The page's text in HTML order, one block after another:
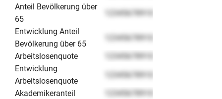
Anteil Bevölkerung über
65
12345678910
Entwicklung Anteil
Bevölkerung über 65
12345678910
Arbeitslosenquote
12345678910
Entwicklung
Arbeitslosenquote
12345678910
Akademikeranteil
12345678910